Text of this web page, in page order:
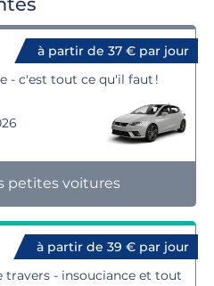
à partir de 37 € par jour
- c'est tout ce qu'il faut !
petites voitures
à partir de 39 € par jour
travers - insouciance et tout